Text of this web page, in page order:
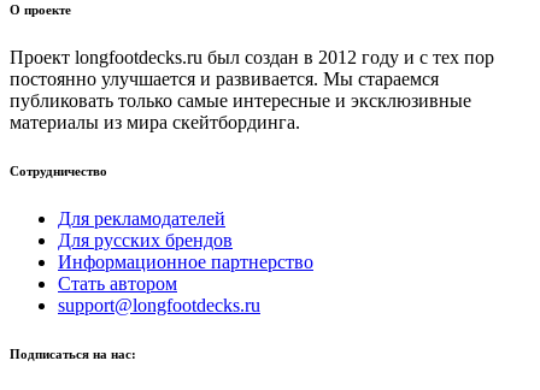
О проекте
Проект longfootdecks.ru был создан в 2012 году и с тех пор
постоянно улучшается и развивается. Мы стараемся
публиковать только самые интересные и эксклюзивные
материалы из мира скейтбординга.
Сотрудничество
Для рекламодателей
Для русских брендов
Информационное партнерство
Стать автором
support@longfootdecks.ru
Подписаться на нас: